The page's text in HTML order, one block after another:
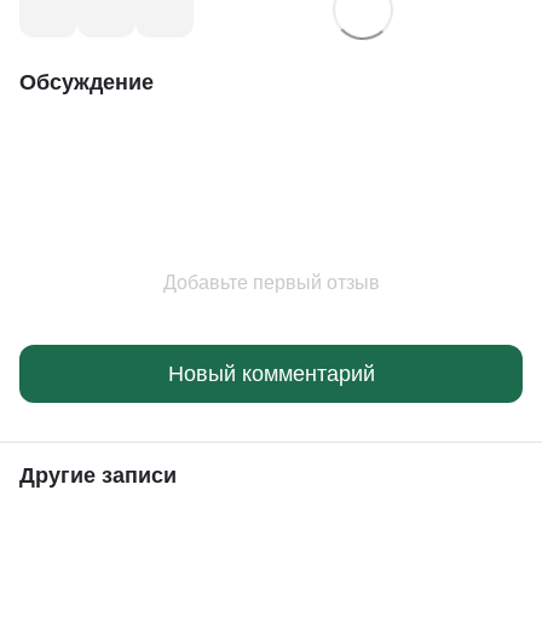
Обсуждение
Добавьте первый отзыв
Новый комментарий
Другие записи